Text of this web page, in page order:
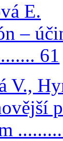
E.
–
61
V.,